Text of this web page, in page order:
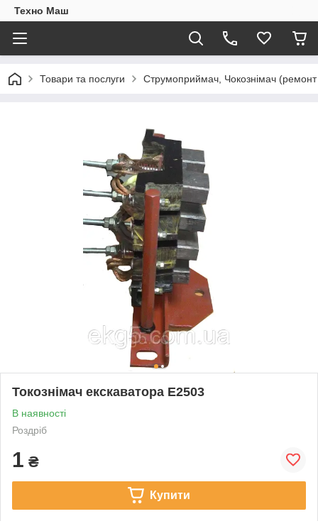
Техно Маш
Товари та послуги Струмоприймач, Чокознімач (ремонт
Токознімач екскаватора Е2503
В наявності
Роздріб
1 ₴
Купити